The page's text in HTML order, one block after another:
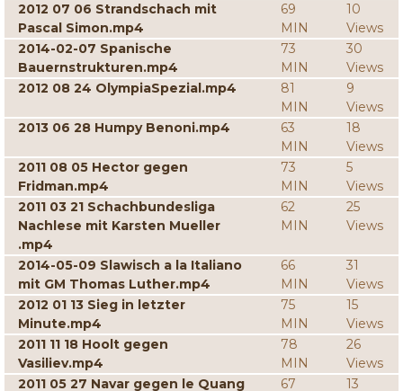
2012 07 06 Strandschach mit
Pascal Simon.mp4
69
MIN
10
Views
2014-02-07 Spanische
Bauernstrukturen.mp4
73
MIN
30
Views
2012 08 24 OlympiaSpezial.mp4
81
MIN
9
Views
2013 06 28 Humpy Benoni.mp4
63
MIN
18
Views
2011 08 05 Hector gegen
Fridman.mp4
73
MIN
5
Views
2011 03 21 Schachbundesliga
Nachlese mit Karsten Mueller
.mp4
62
MIN
25
Views
2014-05-09 Slawisch a la Italiano
mit GM Thomas Luther.mp4
66
MIN
31
Views
2012 01 13 Sieg in letzter
Minute.mp4
75
MIN
15
Views
2011 11 18 Hoolt gegen
Vasiliev.mp4
78
MIN
26
Views
2011 05 27 Navar gegen le Quang
67 13